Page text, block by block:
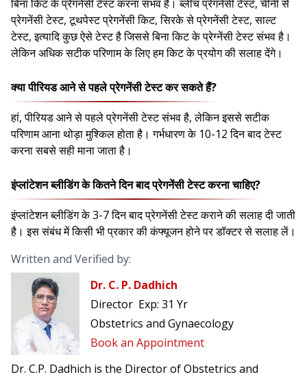
बिना किट के प्रेगनेंसी टेस्ट करना संभव है। ब्लीच प्रेगनेंसी टेस्ट, चीनी से
प्रेगनेंसी टेस्ट, टूथपेस्ट प्रेगनेंसी किट, सिरके से प्रेगनेंसी टेस्ट, साल्ट
टेस्ट, इत्यादि कुछ ऐसे टेस्ट है जिससे बिना किट के प्रेग्नेंसी टेस्ट संभव है।
लेकिन अधिक सटीक परिणाम के लिए हम किट के प्रयोग की सलाह देंगे।
क्या पीरियड आने से पहले प्रेगनेंसी टेस्ट कर सकते हैं?
हां, पीरियड आने से पहले प्रेगनेंसी टेस्ट संभव है, लेकिन इससे सटीक
परिणाम आना थोड़ा मुश्किल होता है। गर्भधारण के 10-12 दिन बाद टेस्ट
करना सबसे सही माना जाता है।
इंप्लांटेशन ब्लीडिंग के कितने दिन बाद प्रेगनेंसी टेस्ट करना चाहिए?
इंप्लांटेशन ब्लीडिंग के 3-7 दिन बाद प्रेगनेंसी टेस्ट कराने की सलाह दी जाती
है। इस संबंध में किसी भी प्रकार की कंफ्यूजन होने पर डॉक्टर से सलाह लें।
Written and Verified by:
Dr. C. P. Dadhich
Director Exp: 31 Yr
Obstetrics and Gynaecology
Book an Appointment
Dr. C.P. Dadhich is the Director of Obstetrics and